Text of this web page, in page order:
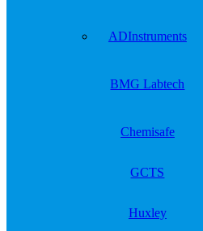
ADInstruments
BMG Labtech
Chemisafe
GCTS
Huxley